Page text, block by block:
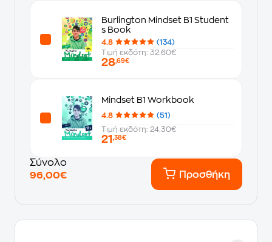
Burlington Mindset B1 Student
s Book
4.8
(134)
Τιμή εκδότη: 32.60€
28,69€
Mindset B1 Workbook
4.8
(51)
Τιμή εκδότη: 24.30€
21 ,38€
Σύνολο
96,00€
Προσθήκη